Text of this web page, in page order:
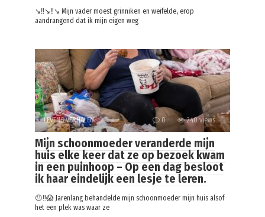
↘️‼️↘️‼️↘️ Mijn vader moest grinniken en weifelde, erop
aandrangend dat ik mijn eigen weg
LEVENS VERHALEN 0 240 views
Mijn schoonmoeder veranderde mijn
huis elke keer dat ze op bezoek kwam
in een puinhoop – Op een dag besloot
ik haar eindelijk een lesje te leren.
😐‼️😱 Jarenlang behandelde mijn schoonmoeder mijn huis alsof
het een plek was waar ze